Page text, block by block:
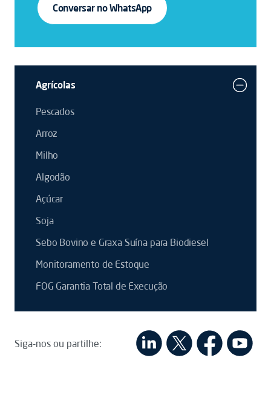
Conversar no WhatsApp
Agrícolas
Pescados
Arroz
Milho
Algodão
Açúcar
Soja
Sebo Bovino e Graxa Suína para Biodiesel
Monitoramento de Estoque
FOG Garantia Total de Execução
Siga-nos ou partilhe: